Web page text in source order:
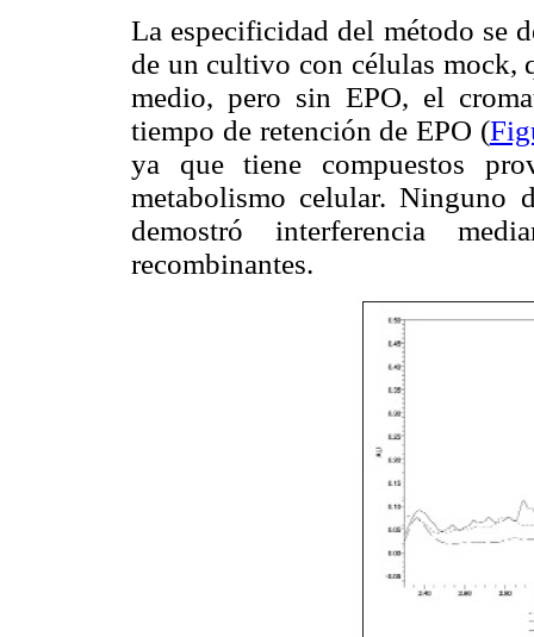
La especificidad del método se
de un cultivo con células mock,
medio, pero sin EPO, el
tiempo de retención de EPO (
ya que tiene compuestos
metabolismo celular. Ninguno
demostró interferencia
recombinantes.